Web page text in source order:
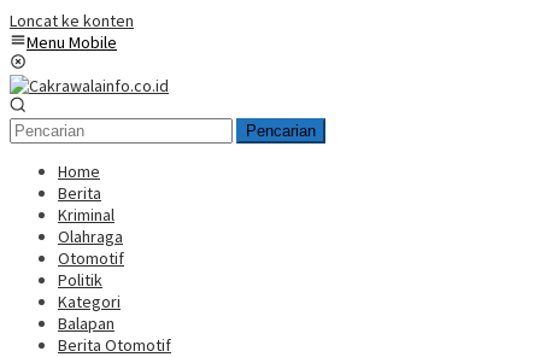
Loncat ke konten
Menu Mobile
Pencarian
Home
Berita
Kriminal
Olahraga
Otomotif
Politik
Kategori
Balapan
Berita Otomotif